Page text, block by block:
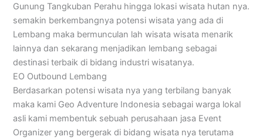
Gunung Tangkuban Perahu hingga lokasi wisata hutan nya.
semakin berkembangnya potensi wisata yang ada di
Lembang maka bermunculan lah wisata wisata menarik
lainnya dan sekarang menjadikan lembang sebagai
destinasi terbaik di bidang industri wisatanya.
EO Outbound Lembang
Berdasarkan potensi wisata nya yang terbilang banyak
maka kami Geo Adventure Indonesia sebagai warga lokal
asli kami membentuk sebuah perusahaan jasa Event
Organizer yang bergerak di bidang wisata nya terutama